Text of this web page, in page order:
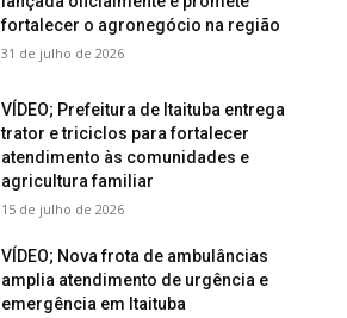
fortalecer o agronegócio na região
31 de julho de 2026
VÍDEO; Prefeitura de Itaituba entrega
trator e triciclos para fortalecer
atendimento às comunidades e
agricultura familiar
15 de julho de 2026
VÍDEO; Nova frota de ambulâncias
amplia atendimento de urgência e
emergência em Itaituba